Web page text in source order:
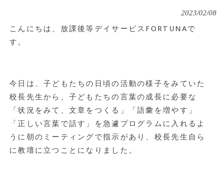
2023/02/08
こんにちは、放課後等デイサービスFORTUNAで
す。
今日は、子どもたちの日頃の活動の様子をみていた
校長先生から、子どもたちの言葉の成長に必要な
「状況をみて、文章をつくる」「語彙を増やす」
「正しい言葉で話す」を急遽プログラムに入れるよ
うに朝のミーティングで指示があり、校長先生自ら
に教壇に立つことになりました。